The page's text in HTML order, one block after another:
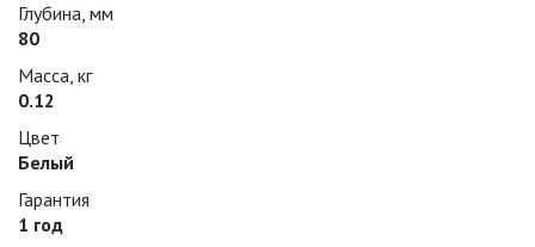
Глубина, мм
80
Масса, кг
0.12
Цвет
Белый
Гарантия
1 год